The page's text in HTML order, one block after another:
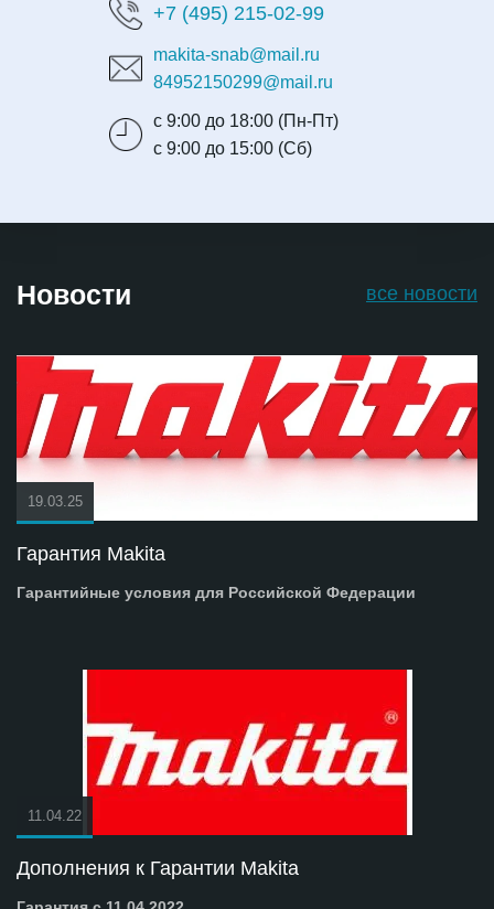
+7 (495) 215-02-99
makita-snab@mail.ru
84952150299@mail.ru
с 9:00 до 18:00 (Пн-Пт)
с 9:00 до 15:00 (Сб)
Новости все новости
19.03.25
Гарантия Makita
Гарантийные условия для Российской Федерации
11.04.22
Дополнения к Гарантии Makita